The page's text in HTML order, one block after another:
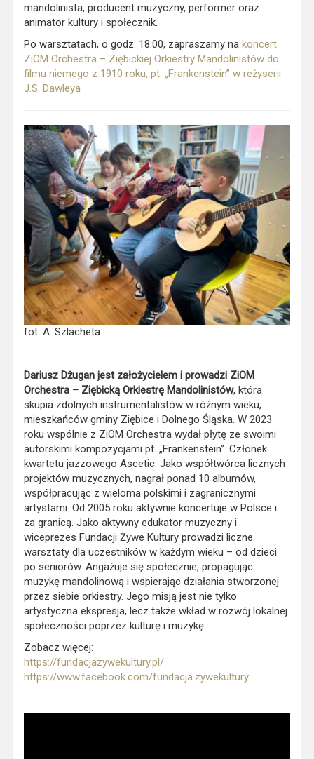
mandolinista, producent muzyczny, performer oraz
animator kultury i społecznik.
Po warsztatach, o godz. 18.00, zapraszamy na koncert
ZiOM Orchestra – Ziębickiej Orkiestry Mandolinistów do
filmu niemego z 1910 roku, pt. „Frankenstein” w reżyserii
J.S. Dawleya
fot. A. Szlacheta
Dariusz Dżugan jest założycielem i prowadzi ZiOM
Orchestra – Ziębicką Orkiestrę Mandolinistów, która
skupia zdolnych instrumentalistów w różnym wieku,
mieszkańców gminy Ziębice i Dolnego Śląska. W 2023
roku wspólnie z ZiOM Orchestra wydał płytę ze swoimi
autorskimi kompozycjami pt. „Frankenstein”. Członek
kwartetu jazzowego Ascetic. Jako współtwórca licznych
projektów muzycznych, nagrał ponad 10 albumów,
współpracując z wieloma polskimi i zagranicznymi
artystami. Od 2005 roku aktywnie koncertuje w Polsce i
za granicą. Jako aktywny edukator muzyczny i
wiceprezes Fundacji Żywe Kultury prowadzi liczne
warsztaty dla uczestników w każdym wieku – od dzieci
po seniorów. Angażuje się społecznie, propagując
muzykę mandolinową i wspierając działania stworzonej
przez siebie orkiestry. Jego misją jest nie tylko
artystyczna ekspresja, lecz także wkład w rozwój lokalnej
społeczności poprzez kulturę i muzykę.
Zobacz więcej:
https://fundacjazywekultury.pl/
https://www.facebook.com/fundacja.zywekultury